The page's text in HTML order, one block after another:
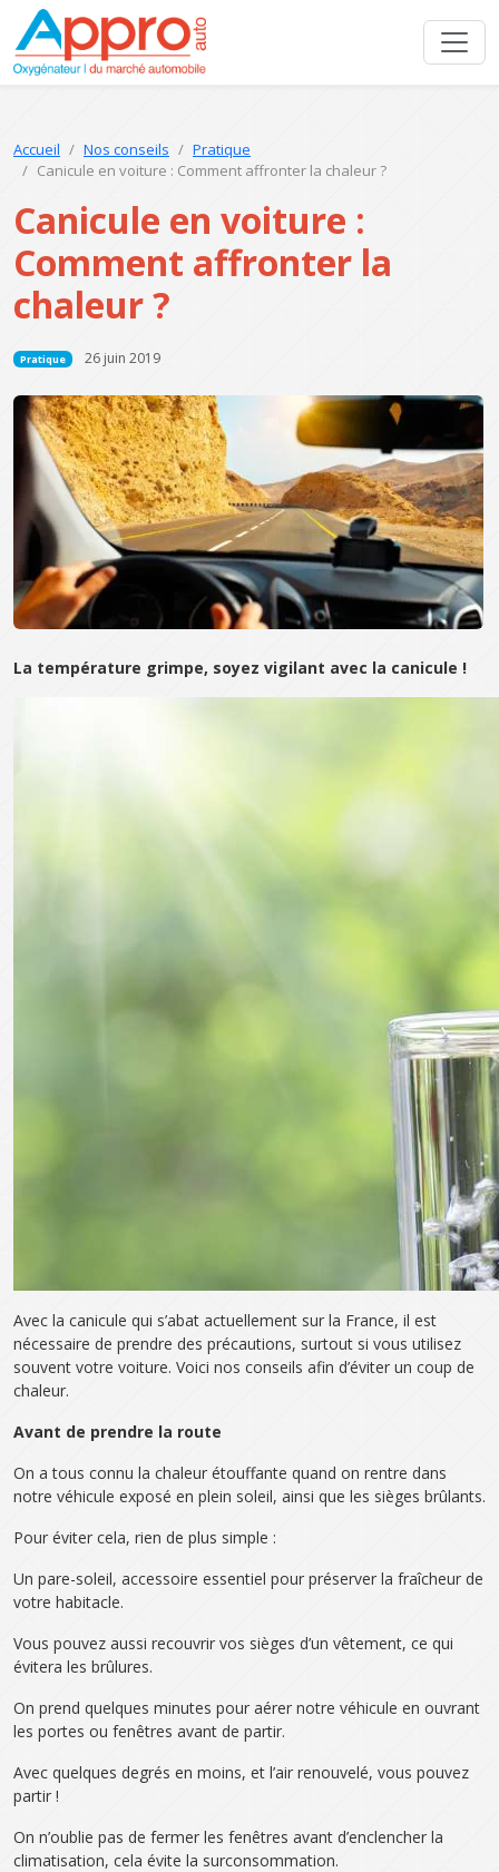
Accueil Nos conseils
Pratique
Canicule en voiture : Comment affronter la chaleur ?
Canicule en voiture :
Comment affronter la
chaleur ?
Pratique 26 juin 2019
La température grimpe, soyez vigilant avec la canicule !
Avec la canicule qui s’abat actuellement sur la France, il est
nécessaire de prendre des précautions, surtout si vous utilisez
souvent votre voiture. Voici nos conseils afin d’éviter un coup de
chaleur.
Avant de prendre la route
On a tous connu la chaleur étouffante quand on rentre dans
notre véhicule exposé en plein soleil, ainsi que les sièges brûlants.
Pour éviter cela, rien de plus simple :
Un pare-soleil, accessoire essentiel pour préserver la fraîcheur de
votre habitacle.
Vous pouvez aussi recouvrir vos sièges d’un vêtement, ce qui
évitera les brûlures.
On prend quelques minutes pour aérer notre véhicule en ouvrant
les portes ou fenêtres avant de partir.
Avec quelques degrés en moins, et l’air renouvelé, vous pouvez
partir !
On n’oublie pas de fermer les fenêtres avant d’enclencher la
climatisation, cela évite la surconsommation.